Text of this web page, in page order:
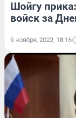
Шойгу
войск за
9 ноября, 2022, 18:16